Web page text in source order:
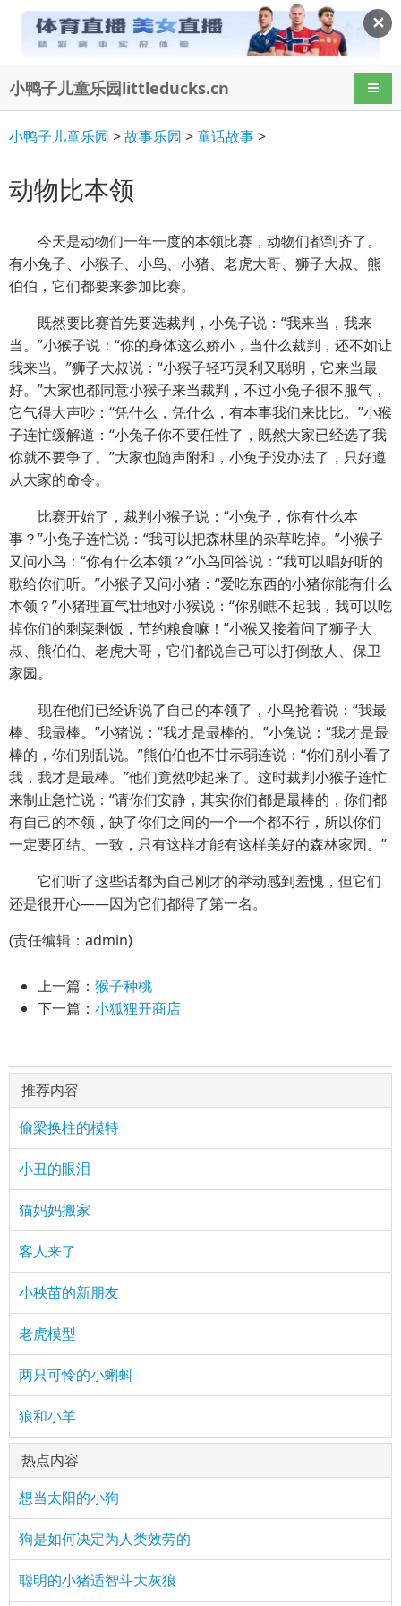
✕
小鸭子儿童乐园littleducks.cn 导航
小鸭子儿童乐园 >故事乐园 >童话故事>
动物比本领
今天是动物们一年一度的本领比赛，动物们都到齐了。
有小兔子、小猴子、小鸟、小猪、老虎大哥、狮子大叔、熊
伯伯，它们都要来参加比赛。
既然要比赛首先要选裁判，小兔子说：“我来当，我来
当。”小猴子说：“你的身体这么娇小，当什么裁判，还不如让
我来当。”狮子大叔说：“小猴子轻巧灵利又聪明，它来当最
好。”大家也都同意小猴子来当裁判，不过小兔子很不服气，
它气得大声吵：“凭什么，凭什么，有本事我们来比比。”小猴
子连忙缓解道：“小兔子你不要任性了，既然大家已经选了我
你就不要争了。”大家也随声附和，小兔子没办法了，只好遵
从大家的命令。
比赛开始了，裁判小猴子说：“小兔子，你有什么本
事？”小兔子连忙说：“我可以把森林里的杂草吃掉。”小猴子
又问小鸟：“你有什么本领？”小鸟回答说：“我可以唱好听的
歌给你们听。”小猴子又问小猪：“爱吃东西的小猪你能有什么
本领？”小猪理直气壮地对小猴说：“你别瞧不起我，我可以吃
掉你们的剩菜剩饭，节约粮食嘛！”小猴又接着问了狮子大
叔、熊伯伯、老虎大哥，它们都说自己可以打倒敌人、保卫
家园。
现在他们已经诉说了自己的本领了，小鸟抢着说：“我最
棒、我最棒。”小猪说：“我才是最棒的。”小兔说：“我才是最
棒的，你们别乱说。”熊伯伯也不甘示弱连说：“你们别小看了
我，我才是最棒。”他们竟然吵起来了。这时裁判小猴子连忙
来制止急忙说：“请你们安静，其实你们都是最棒的，你们都
有自己的本领，缺了你们之间的一个一个都不行，所以你们
一定要团结、一致，只有这样才能有这样美好的森林家园。”
它们听了这些话都为自己刚才的举动感到羞愧，但它们
还是很开心——因为它们都得了第一名。
(责任编辑：admin)
上一篇： 猴子种桃
下一篇： 小狐狸开商店
推荐内容
偷梁换柱的模特
小丑的眼泪
猫妈妈搬家
客人来了
小秧苗的新朋友
老虎模型
两只可怜的小蝌蚪
狼和小羊
热点内容
想当太阳的小狗
狗是如何决定为人类效劳的
聪明的小猪适智斗大灰狼